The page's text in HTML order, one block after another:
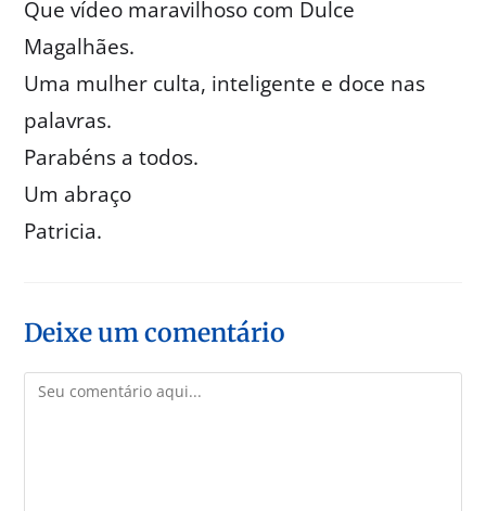
Que vídeo maravilhoso com Dulce
Magalhães.
Uma mulher culta, inteligente e doce nas
palavras.
Parabéns a todos.
Um abraço
Patricia.
Deixe um comentário